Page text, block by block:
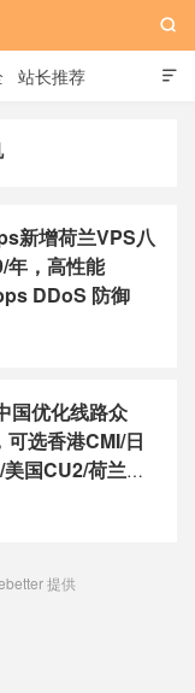

站长推荐

新增荷兰VPS八
年，高性能
DDoS 防御
国优化线路众
选香港CMI/日
国CU2/荷兰
提供